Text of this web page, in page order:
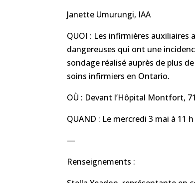
Janette Umurungi, IAA
QUOI : Les infirmières
dangereuses qui ont une
sondage réalisé auprès de plus
soins infirmiers en Ontario.
OÙ : Devant l’Hôpital Montfort,
QUAND : Le mercredi 3 mai à 11
—
Renseignements :